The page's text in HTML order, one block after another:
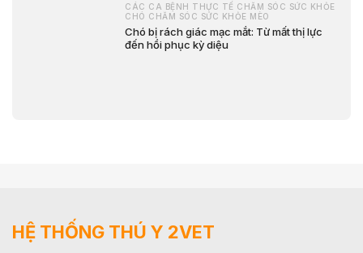
CÁC CA BỆNH THỰC TẾ CHĂM SÓC SỨC KHỎE
CHÓ CHĂM SÓC SỨC KHỎE MÈO
Chó bị rách giác mạc mắt: Từ mất thị lực
đến hồi phục kỳ diệu
HỆ THỐNG THÚ Y 2VET